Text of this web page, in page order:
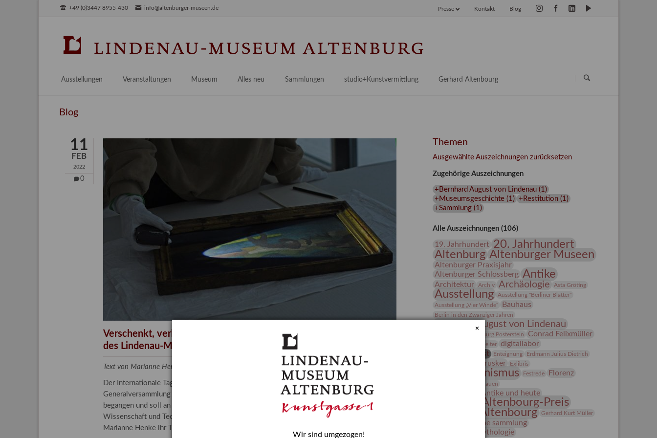
+49 (0)3447 8955-430 info@altenburger-museen.de Blog
Kontakt
Presse
Ausstellungen
Aktuell
Veranstaltungen Museum
Praktikum / Praxisprojekt
Bestandskataloge & Editionen
Gesamtverzeichnis
Kalender
Alles neu
Provenienzforschung
Kulturelle Vermittlung
Länderübergreifende kulturtouristische Ziele
Sammlungen
Malerei 17.–19. Jh.
Deutsche Malerei 20./21. Jh.
Grafische Sammlung
Kunstbibliothek
Restaurierung
Forschung
studio+Kunstvermittlung
Angebote für Erwachsene
Angebote für Kitas
Gerhard Altenbourg
Blog
11
FEB
2022
0
Verschenkt, verkauft, vergessen? – Kunstdetektivinnen im Dienste
des Lindenau-Museums
Text von Marianne Henke, Provenienzforscherin am Lindenau-Museum Altenburg
Der Internationale Tag der Frauen und Mädchen in der Wissenschaft wurde 2015 in der
Generalversammlung der Vereinten Nationen beschlossen. Er wird jährlich am 11. Februar
begangen und soll an die entscheidende Rolle erinnern, die Mädchen und Frauen in
Wissenschaft und Technologie spielen. In ihrem Blogbeitrag stellt Provenienzforscherin
Marianne Henke ihr Tätigkeitsfeld vor.
Themen
Ausgewählte Auszeichnungen zurücksetzen
Zugehörige Auszeichnungen
+Bernhard August von Lindenau(1 )
+Museumsgeschichte(1 ) +Restitution(1 )
+Sammlung(1 )
Alle Auszeichnungen (106)
19. Jahrhundert 20. Jahrhundert
Altenburg Altenburger Museen
Altenburger Praxisjahr
Altenburger Schlossberg Antike
Architektur Archiv Archäologie Asta Gröting
Ausstellung
Ausstellung "Berliner Blätter"
Ausstellung „Vier Winde“
Bauhaus
Berlin in den Zwanziger Jahren
Bernhard August von Lindenau
Burg Posterstein Conrad Felixmüller
Der Blaue Reiter
digitallabor
Entartete Kunst
Enteignung
Erdmann Julius Dietrich
estrusker Exlibris
Expressionismus Festrede Florenz
frauen
Frauen in der Antike und heute
Gerhard-Altenbourg-Preis
Gerhard Altenbourg
Gerhard Kurt Müller
grafische sammlung
griechische Mythologie
×
Wir sind umgezogen!